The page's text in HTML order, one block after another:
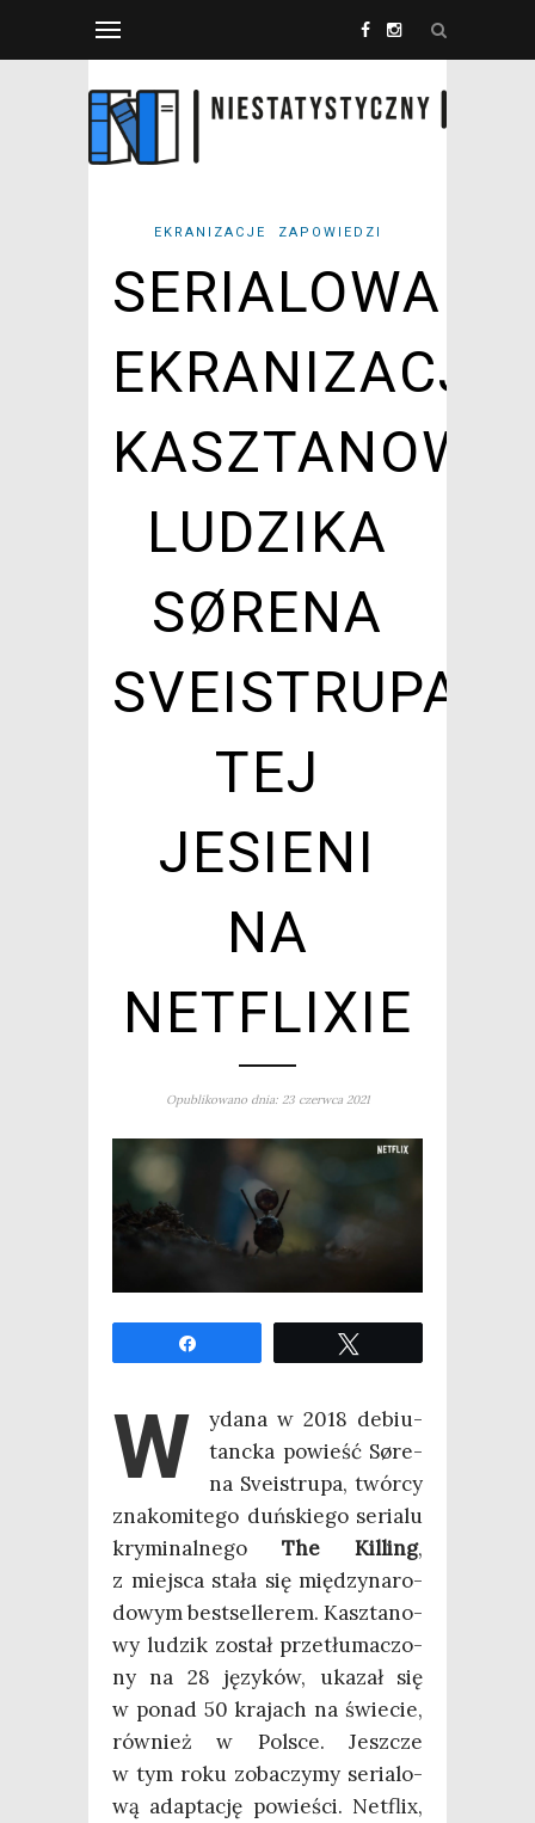
EKRANIZACJE ZAPOWIEDZI
SERIALOWA
EKRANIZACJA
LUDZIKA
SØRENA
SVEISTRUPA
TEJ
JESIENI
NA
NETFLIXIE
Opublikowano dnia: 23 czerwca 2021
W
yda­na w 2018 debiu­
tanc­ka powieść Søre­
na Sve­istru­pa, twór­cy
zna­ko­mi­te­go duń­skie­go seria­lu
kry­mi­nal­ne­go The Kil­ling,
z miej­sca sta­ła się mię­dzy­na­ro­
do­wym best­sel­le­rem. Kasz­ta­no­
wy ludzik został prze­tłu­ma­czo­
ny na 28 języ­ków, uka­zał się
w ponad 50 kra­jach na świe­cie,
rów­nież w Pol­sce. Jesz­cze
w tym roku zoba­czy­my seria­lo­
wą adap­ta­cję powie­ści. Net­flix,